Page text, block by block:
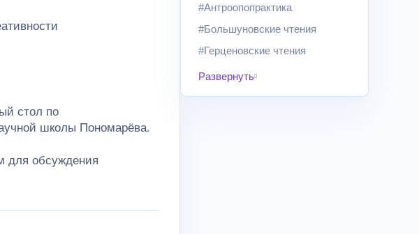
стол по
школы Пономарёва.
для обсуждения
#Антроопопрактика
#Большуновские чтения
#Герценовские чтения
Развернуть